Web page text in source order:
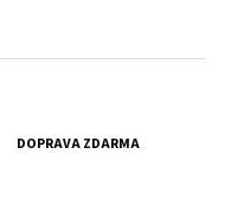
DOPRAVA ZDARMA